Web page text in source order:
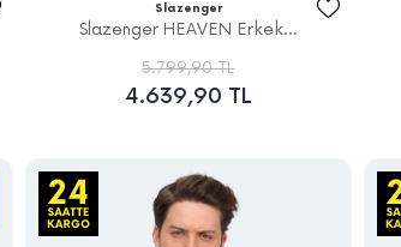
Slazenger
Slazenger HEAVEN Erkek...
5.799,90 TL
4.639,90 TL